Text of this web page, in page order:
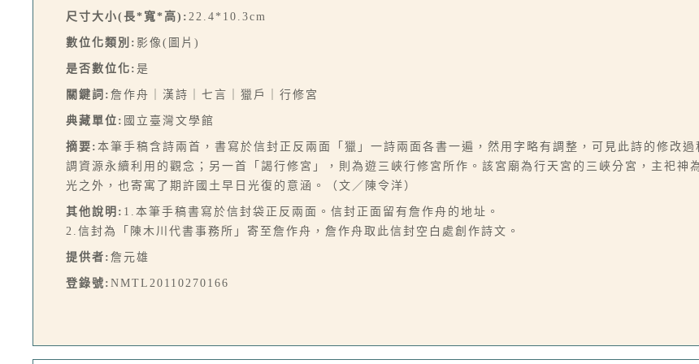
尺寸大小(長*寬*高): 22.4*10.3cm
數位化類別: 影像(圖片)
是否數位化: 是
關鍵詞: 詹作舟｜漢詩｜七言｜獵戶｜行修宮
典藏單位: 國立臺灣文學館
摘要: 本筆手稿含詩兩首，書寫於信封正反兩面「獵」一詩兩面各書一遍，然用字略有調整，可見此詩的修改
調資源永續利用的觀念；另一首「謁行修宮」，則為遊三峽行修宮所作。該宮廟為行天宮的三峽分宮，主祀神
光之外，也寄寓了期許國土早日光復的意涵。（文／陳令洋）
其他說明: 1.本筆手稿書寫於信封袋正反兩面。信封正面留有詹作舟的地址。
2.信封為「陳木川代書事務所」寄至詹作舟，詹作舟取此信封空白處創作詩文。
提供者: 詹元雄
登錄號: NMTL20110270166